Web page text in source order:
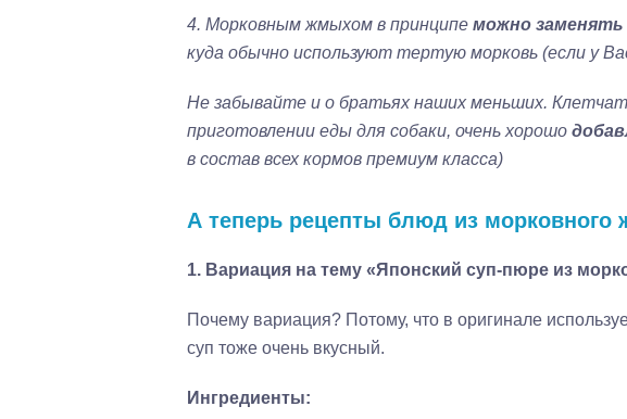
4. Морковным жмыхом в принципе можно заменять
куда обычно используют тертую морковь (если у
Не забывайте и о братьях наших меньших.
приготовлении еды для собаки, очень хорошо
в состав всех кормов премиум класса)
А теперь рецепты блюд из морковного
1. Вариация на тему «Японский суп-пюре из
Почему вариация? Потому, что в оригинале
суп тоже очень вкусный.
Ингредиенты: